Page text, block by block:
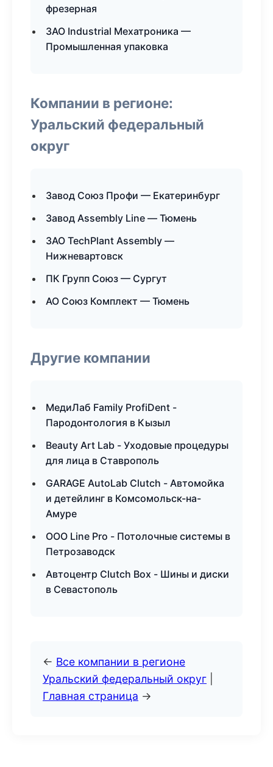
фрезерная
ЗАО Industrial Мехатроника —
Промышленная упаковка
Компании в регионе:
Уральский федеральный
округ
Завод Союз Профи — Екатеринбург
Завод Assembly Line — Тюмень
ЗАО TechPlant Assembly —
Нижневартовск
ПК Групп Союз — Сургут
АО Союз Комплект — Тюмень
Другие компании
МедиЛаб Family ProfiDent -
Пародонтология в Кызыл
Beauty Art Lab - Уходовые процедуры
для лица в Ставрополь
GARAGE AutoLab Clutch - Автомойка
и детейлинг в Комсомольск-на-
Амуре
ООО Line Pro - Потолочные системы в
Петрозаводск
Автоцентр Clutch Box - Шины и диски
в Севастополь
← Все компании в регионе
Уральский федеральный округ
Главная страница →